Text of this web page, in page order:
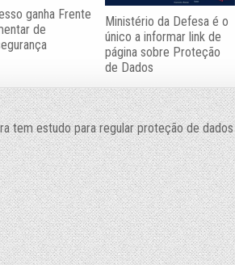
ganha Frente
de
Ministério da Defesa é o
único a informar link de
página sobre Proteção
de Dados
tem estudo para regular proteção de dados